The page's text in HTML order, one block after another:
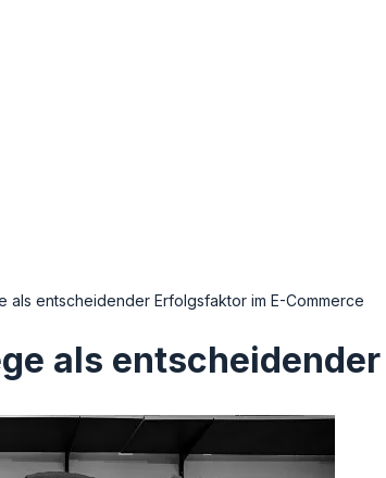
als entscheidender Erfolgsfaktor im E-Commerce
als